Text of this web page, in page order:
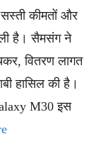
कीमतों और
है। सैमसंग ने
वितरण लागत
हासिल की है।
M30 इस